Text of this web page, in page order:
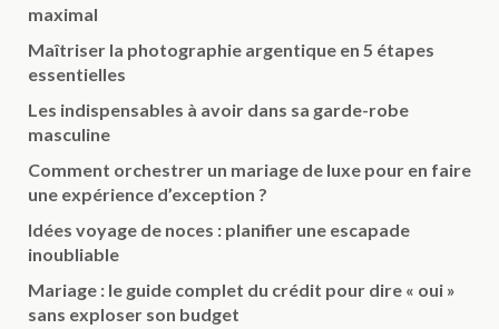
maximal
Maîtriser la photographie argentique en 5 étapes
essentielles
Les indispensables à avoir dans sa garde-robe
masculine
Comment orchestrer un mariage de luxe pour en faire
une expérience d’exception ?
Idées voyage de noces : planifier une escapade
inoubliable
Mariage : le guide complet du crédit pour dire « oui »
sans exploser son budget